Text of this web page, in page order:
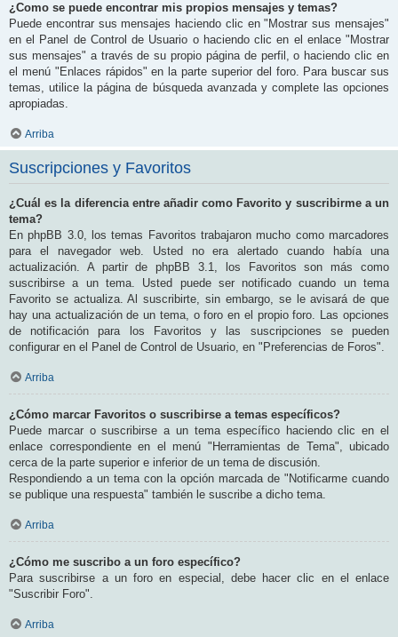
¿Como se puede encontrar mis propios mensajes y temas?
Puede encontrar sus mensajes haciendo clic en "Mostrar sus mensajes"
en el Panel de Control de Usuario o haciendo clic en el enlace "Mostrar
sus mensajes" a través de su propio página de perfil, o haciendo clic en
el menú "Enlaces rápidos" en la parte superior del foro. Para buscar sus
temas, utilice la página de búsqueda avanzada y complete las opciones
apropiadas.
Arriba
Suscripciones y Favoritos
¿Cuál es la diferencia entre añadir como Favorito y suscribirme a un
tema?
En phpBB 3.0, los temas Favoritos trabajaron mucho como marcadores
para el navegador web. Usted no era alertado cuando había una
actualización. A partir de phpBB 3.1, los Favoritos son más como
suscribirse a un tema. Usted puede ser notificado cuando un tema
Favorito se actualiza. Al suscribirte, sin embargo, se le avisará de que
hay una actualización de un tema, o foro en el propio foro. Las opciones
de notificación para los Favoritos y las suscripciones se pueden
configurar en el Panel de Control de Usuario, en "Preferencias de Foros".
Arriba
¿Cómo marcar Favoritos o suscribirse a temas específicos?
Puede marcar o suscribirse a un tema específico haciendo clic en el
enlace correspondiente en el menú "Herramientas de Tema", ubicado
cerca de la parte superior e inferior de un tema de discusión.
Respondiendo a un tema con la opción marcada de "Notificarme cuando
se publique una respuesta" también le suscribe a dicho tema.
Arriba
¿Cómo me suscribo a un foro específico?
Para suscribirse a un foro en especial, debe hacer clic en el enlace
"Suscribir Foro".
Arriba